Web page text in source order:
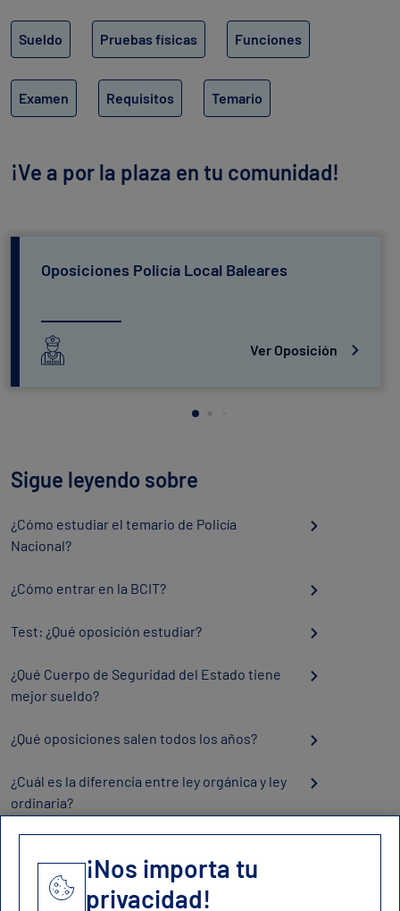
Sueldo Pruebas físicas Funciones
Examen Requisitos Temario
¡Ve a por la plaza en tu comunidad!
Oposiciones Policía Local Baleares
Ver Oposición
Sigue leyendo sobre
¿Cómo estudiar el temario de Policía
Nacional?
¿Cómo entrar en la BCIT?
Test: ¿Qué oposición estudiar?
¿Qué Cuerpo de Seguridad del Estado tiene
mejor sueldo?
¿Qué oposiciones salen todos los años?
¿Cuál es la diferencia entre ley orgánica y ley
ordinaria?
¡Nos importa tu
privacidad!